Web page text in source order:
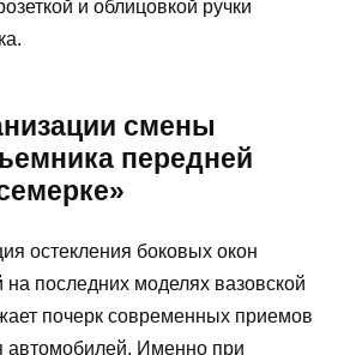
и облицовкой ручки
смены
передней
остекления боковых окон
на последних моделях вазовской
почерк современных приемов
автомобилей. Именно при